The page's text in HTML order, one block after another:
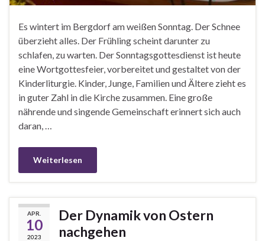
Es wintert im Bergdorf am weißen Sonntag. Der Schnee
überzieht alles. Der Frühling scheint darunter zu
schlafen, zu warten. Der Sonntagsgottesdienst ist heute
eine Wortgottesfeier, vorbereitet und gestaltet von der
Kinderliturgie. Kinder, Junge, Familien und Ältere zieht es
in guter Zahl in die Kirche zusammen. Eine große
nährende und singende Gemeinschaft erinnert sich auch
daran, …
Weiterlesen
APR.
10
2023
Der Dynamik von Ostern
nachgehen